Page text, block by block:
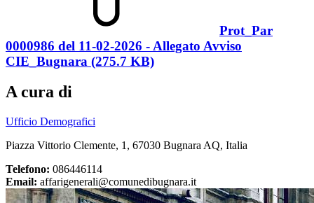
Prot_Par
0000986 del 11-02-2026 - Allegato Avviso
CIE_Bugnara (275.7 KB)
A cura di
Ufficio Demografici
Piazza Vittorio Clemente, 1, 67030 Bugnara AQ, Italia
Telefono: 086446114
Email: affarigenerali@comunedibugnara.it